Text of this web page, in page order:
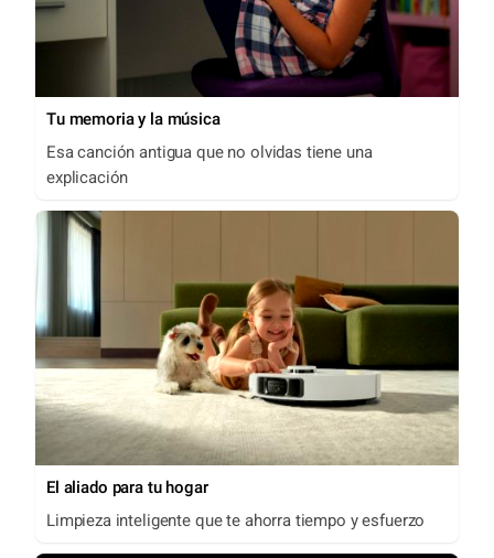
Tu memoria y la música
Esa canción antigua que no olvidas tiene una
explicación
El aliado para tu hogar
Limpieza inteligente que te ahorra tiempo y esfuerzo